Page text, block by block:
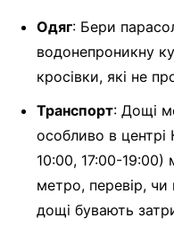
Одяг: Бери
водонепроникну
кросівки, які не
Транспорт: Дощі
особливо в центрі
10:00, 17:00-
метро, перевір, чи
дощі бувають